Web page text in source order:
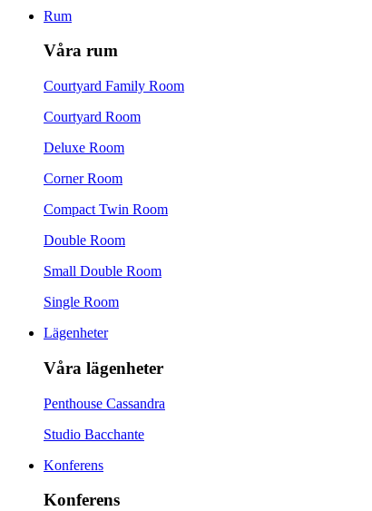
Rum
Våra rum
Courtyard Family Room
Courtyard Room
Deluxe Room
Corner Room
Compact Twin Room
Double Room
Small Double Room
Single Room
Lägenheter
Våra lägenheter
Penthouse Cassandra
Studio Bacchante
Konferens
Konferens